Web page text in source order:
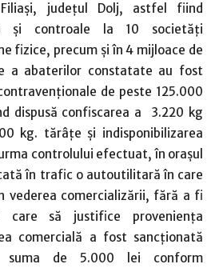
judeţul Dolj, astfel fiind
şi controale la 10 societăţi
fizice, precum şi în 4 mijloace de
a abaterilor constatate au fost
de peste 125.000
dispusă confiscarea a 3.220 kg
kg. tărâţe şi indisponibilizarea
controlului efectuat, în oraşul
în trafic o autoutilitară în care
vederea comercializării, fără a fi
să justifice provenienţa
comercială a fost sancţionată
suma de 5.000 lei conform